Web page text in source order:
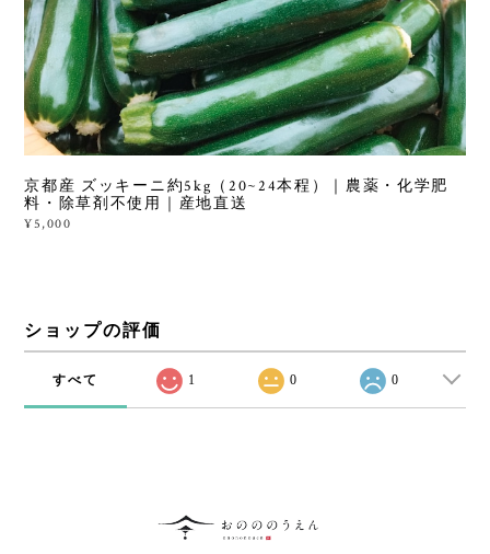
京都産 ズッキーニ約5kg（20~24本程）｜農薬・化学肥
料・除草剤不使用｜産地直送
¥5,000
ショップの評価
すべて 1 0 0